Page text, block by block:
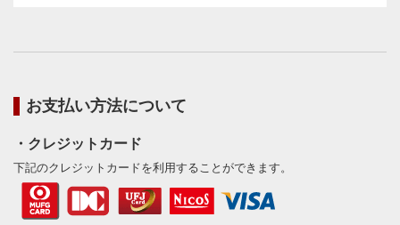
お支払い方法について
・クレジットカード
下記のクレジットカードを利用することができます。